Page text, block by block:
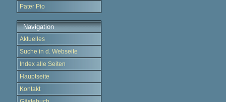
Pater Pio
Navigation
Aktuelles
Suche in d. Webseite
Index alle Seiten
Hauptseite
Kontakt